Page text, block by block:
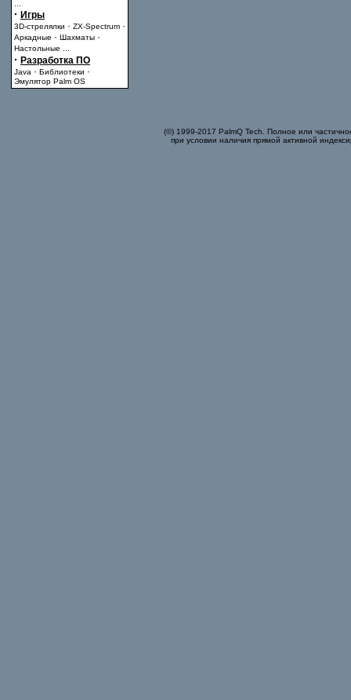
· Игры
3D-стрелялки · ZX-Spectrum ·
Аркадные · Шахматы ·
Настольные
· Разработка ПО
Java · Библиотеки ·
Эмулятор Palm OS
(©) 1999-2017 PalmQ Tech. Полное или
при условии наличия прямой активной